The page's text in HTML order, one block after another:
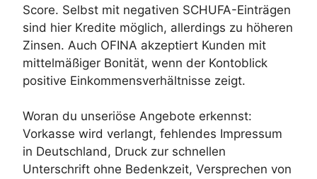
Score. Selbst mit negativen SCHUFA-Einträgen
sind hier Kredite möglich, allerdings zu höheren
Zinsen. Auch OFINA akzeptiert Kunden mit
mittelmäßiger Bonität, wenn der Kontoblick
positive Einkommensverhältnisse zeigt.
Woran du unseriöse Angebote erkennst:
Vorkasse wird verlangt, fehlendes Impressum
in Deutschland, Druck zur schnellen
Unterschrift ohne Bedenkzeit, Versprechen von